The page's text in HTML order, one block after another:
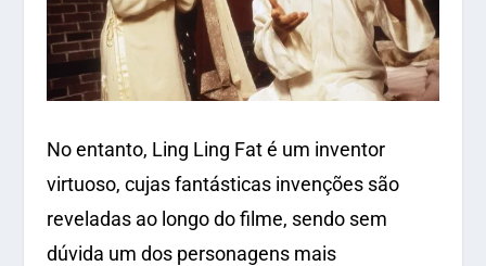
No entanto, Ling Ling Fat é um inventor
virtuoso, cujas fantásticas invenções são
reveladas ao longo do filme, sendo sem
dúvida um dos personagens mais